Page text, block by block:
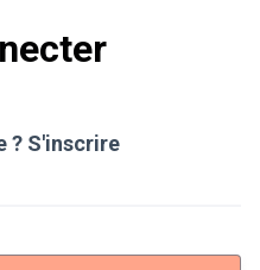
? S'inscrire